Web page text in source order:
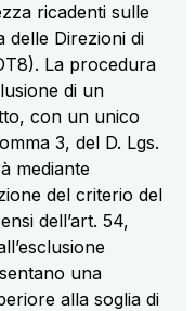
fonti rinnovabili
eventi nelle aree
ricadenti sulle
delle Direzioni di
La procedura
di un
con un unico
3, del D. Lgs.
mediante
del criterio del
dell’art. 54,
una
alla soglia di